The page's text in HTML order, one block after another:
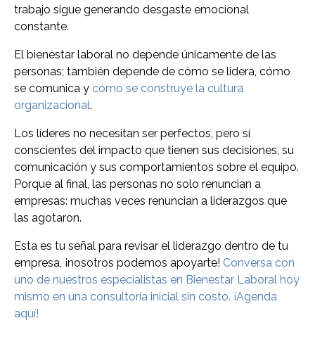
trabajo sigue generando desgaste emocional
constante.
El bienestar laboral no depende únicamente de las
personas; también depende de cómo se lidera, cómo
se comunica y cómo se construye la cultura
organizacional.
Los líderes no necesitan ser perfectos, pero sí
conscientes del impacto que tienen sus decisiones, su
comunicación y sus comportamientos sobre el equipo.
Porque al final, las personas no solo renuncian a
empresas: muchas veces renuncian a liderazgos que
las agotaron.
Esta es tu señal para revisar el liderazgo dentro de tu
empresa, ¡nosotros podemos apoyarte! Conversa con
uno de nuestros especialistas en Bienestar Laboral hoy
mismo en una consultoría inicial sin costo. ¡Agenda
aquí!